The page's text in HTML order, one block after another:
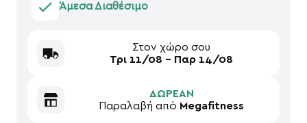
Άμεσα Διαθέσιμο
Στον χώρο σου
Τρι 11/08 - Παρ 14/08
ΔΩΡΕΑΝ
Παραλαβή από Megafitness